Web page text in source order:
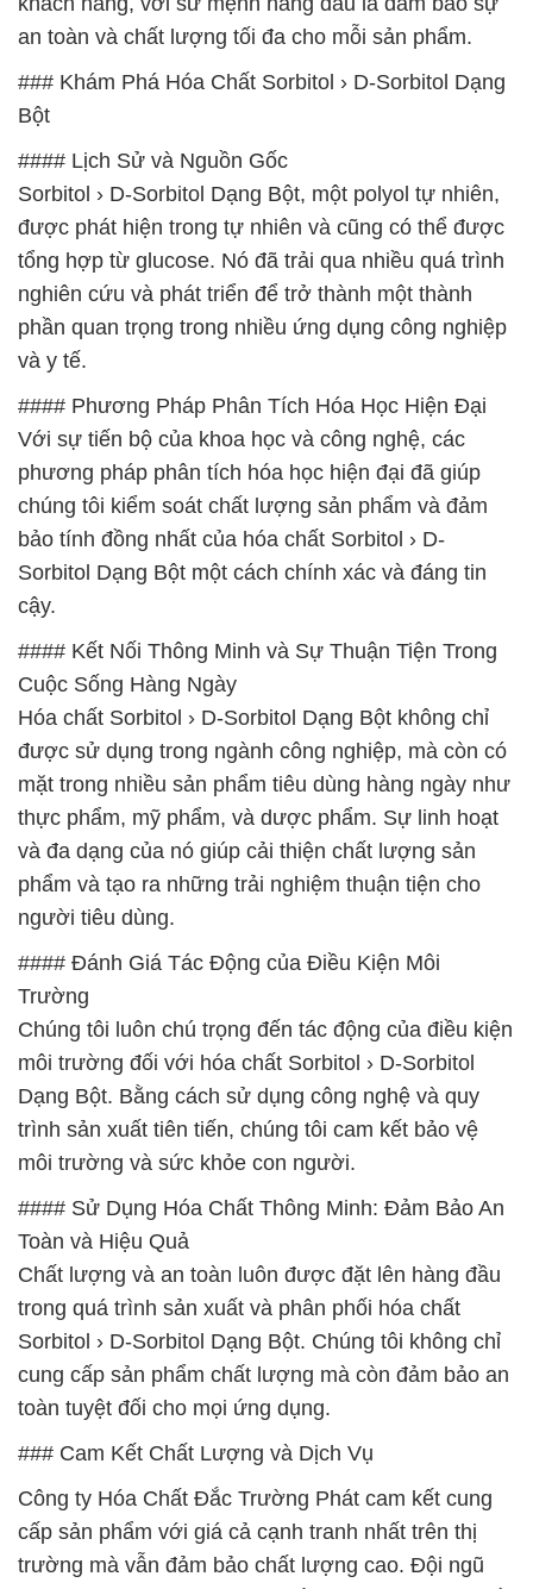
an toàn và chất lượng tối đa cho mỗi sản phẩm.
### Khám Phá Hóa Chất Sorbitol › D-Sorbitol Dạng
Bột
#### Lịch Sử và Nguồn Gốc
Sorbitol › D-Sorbitol Dạng Bột, một polyol tự nhiên,
được phát hiện trong tự nhiên và cũng có thể được
tổng hợp từ glucose. Nó đã trải qua nhiều quá trình
nghiên cứu và phát triển để trở thành một thành
phần quan trọng trong nhiều ứng dụng công nghiệp
và y tế.
#### Phương Pháp Phân Tích Hóa Học Hiện Đại
Với sự tiến bộ của khoa học và công nghệ, các
phương pháp phân tích hóa học hiện đại đã giúp
chúng tôi kiểm soát chất lượng sản phẩm và đảm
bảo tính đồng nhất của hóa chất Sorbitol › D-
Sorbitol Dạng Bột một cách chính xác và đáng tin
cậy.
#### Kết Nối Thông Minh và Sự Thuận Tiện Trong
Cuộc Sống Hàng Ngày
Hóa chất Sorbitol › D-Sorbitol Dạng Bột không chỉ
được sử dụng trong ngành công nghiệp, mà còn có
mặt trong nhiều sản phẩm tiêu dùng hàng ngày như
thực phẩm, mỹ phẩm, và dược phẩm. Sự linh hoạt
và đa dạng của nó giúp cải thiện chất lượng sản
phẩm và tạo ra những trải nghiệm thuận tiện cho
người tiêu dùng.
#### Đánh Giá Tác Động của Điều Kiện Môi
Trường
Chúng tôi luôn chú trọng đến tác động của điều kiện
môi trường đối với hóa chất Sorbitol › D-Sorbitol
Dạng Bột. Bằng cách sử dụng công nghệ và quy
trình sản xuất tiên tiến, chúng tôi cam kết bảo vệ
môi trường và sức khỏe con người.
#### Sử Dụng Hóa Chất Thông Minh: Đảm Bảo An
Toàn và Hiệu Quả
Chất lượng và an toàn luôn được đặt lên hàng đầu
trong quá trình sản xuất và phân phối hóa chất
Sorbitol › D-Sorbitol Dạng Bột. Chúng tôi không chỉ
cung cấp sản phẩm chất lượng mà còn đảm bảo an
toàn tuyệt đối cho mọi ứng dụng.
### Cam Kết Chất Lượng và Dịch Vụ
Công ty Hóa Chất Đắc Trường Phát cam kết cung
cấp sản phẩm với giá cả cạnh tranh nhất trên thị
trường mà vẫn đảm bảo chất lượng cao. Đội ngũ